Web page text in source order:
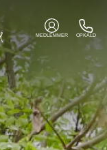
MEDLEMMER OPKALD